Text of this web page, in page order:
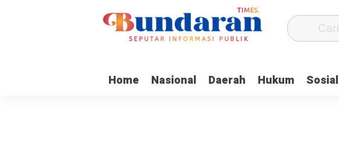
Home Nasional Daerah Hukum Sosial